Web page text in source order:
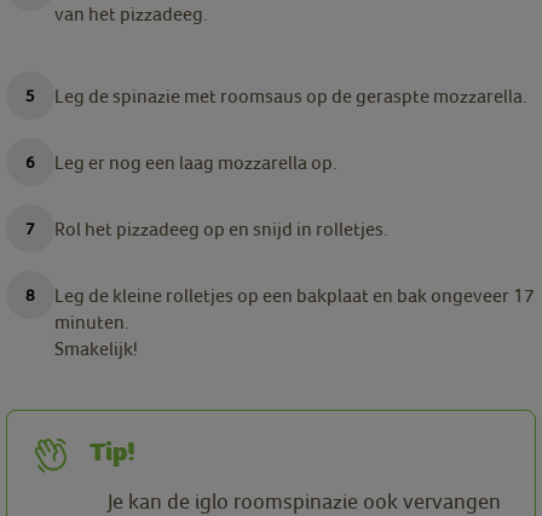
van het pizzadeeg.
Leg de spinazie met roomsaus op de geraspte mozzarella.
Leg er nog een laag mozzarella op.
Rol het pizzadeeg op en snijd in rolletjes.
Leg de kleine rolletjes op een bakplaat en bak ongeveer 17
minuten.
Smakelijk!
Tip!
Je kan de iglo roomspinazie ook vervangen